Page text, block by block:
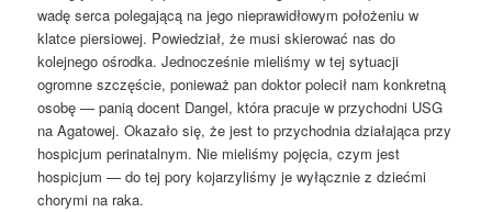
wadę serca polegającą na jego nieprawidłowym położeniu w
klatce piersiowej. Powiedział, że musi skierować nas do
kolejnego ośrodka. Jednocześnie mieliśmy w tej sytuacji
ogromne szczęście, ponieważ pan doktor polecił nam konkretną
osobę — panią docent Dangel, która pracuje w przychodni USG
na Agatowej. Okazało się, że jest to przychodnia działająca przy
hospicjum perinatalnym. Nie mieliśmy pojęcia, czym jest
hospicjum — do tej pory kojarzyliśmy je wyłącznie z dziećmi
chorymi na raka.